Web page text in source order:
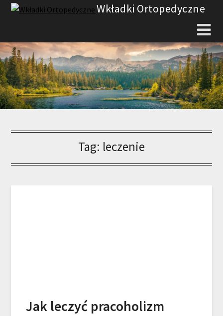
Skip
Wkładki Ortopedyczne
Tag: leczenie
Jak leczyć pracoholizm